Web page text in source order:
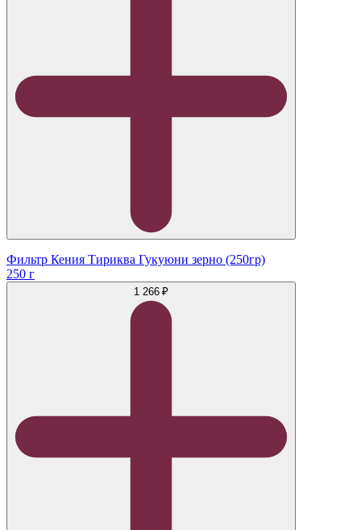
Фильтр Кения Тириква Гукуюни зерно (250гр)
250 г
1 266 ₽